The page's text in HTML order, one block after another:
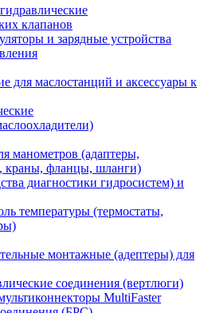
клапанов
и зарядные устройства
для маслостанций и аксессуары к
манометров (адаптеры,
краны, фланцы, шланги)
диагностики гидросистем) и
температуры (термостаты,
монтажные (адептеры) для
соединения (вертлюги)
MultiFaster